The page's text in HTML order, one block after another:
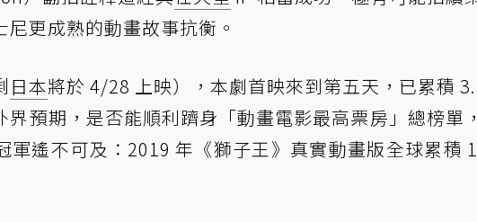
更成熟的動畫故事抗衡。
日本將於 4/28 上映），本劇首映來到第五天，已累積
界預期，是否能順利躋身「動畫電影最高票房」總榜單
軍遙不可及：2019 年《獅子王》真實動畫版全球累積